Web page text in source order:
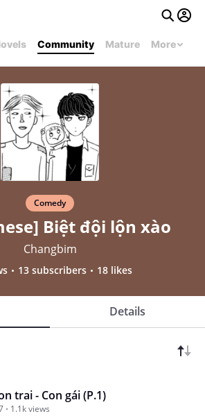
Community Mature More
Comedy
Biệt đội lộn xào
Changbim
13 subscribers 18 likes
Details
trai - Con gái (P.1)
1.1k views